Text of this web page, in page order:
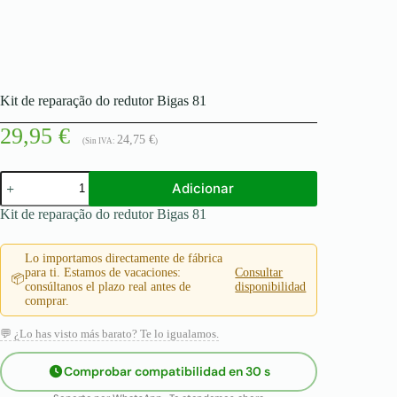
Kit de reparação do redutor Bigas 81
29,95 € (Sin IVA: 24,75 €)
Quantidade
de
Kit
de
do
redutor
Bigas
Adicionar
Kit de reparação do redutor Bigas 81
📦
Lo importamos directamente de fábrica
para ti. Estamos de vacaciones:
consúltanos el plazo real antes de
comprar.
Consultar
disponibilidad
💬 ¿Lo has visto más barato? Te lo igualamos.
Comprobar compatibilidad en 30 s